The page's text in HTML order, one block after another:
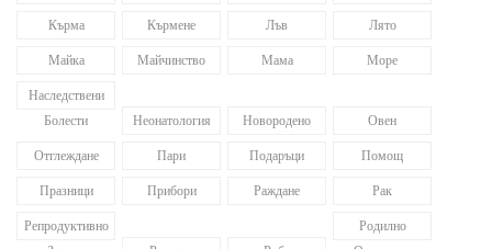
Кърма Кърмене Лъв Лято
Майка Майчинство Мама Море
Наследствени
Болести
Неонатология Новородено Овен
Отглеждане Пари Подаръци Помощ
Празници Прибори Раждане Рак
Репродуктивно
Родилно